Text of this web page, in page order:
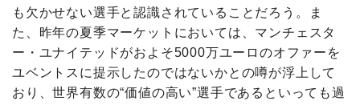
も欠かせない選手と認識されていることだろう。ま
た、昨年の夏季マーケットにおいては、マンチェスタ
ー・ユナイテッドがおよそ5000万ユーロのオファーを
ユベントスに提示したのではないかとの噂が浮上して
おり、世界有数の“価値の高い”選手であるといっても過